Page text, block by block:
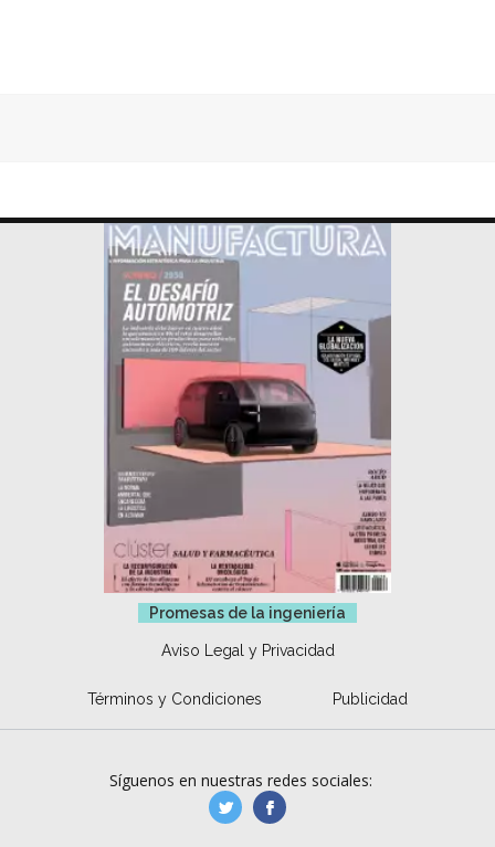
Promesas de la ingeniería
Aviso Legal y Privacidad
Términos y Condiciones Publicidad
Síguenos en nuestras redes sociales:
manufacturaGE